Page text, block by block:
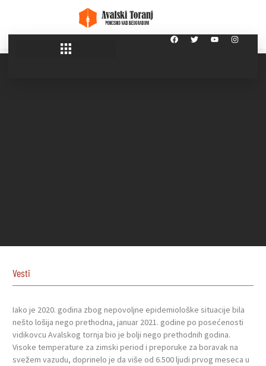
Vesti
Iako je 2020. godina zbog nepovoljne epidemiološke situacije bila
nešto lošija nego prethodna, januar 2021. godine po posećenosti
vidikovcu Avalskog tornja bio je bolji nego prethodnih godina.
Visoke temperature za zimski period i preporuke za boravak na
svežem vazudu, doprinelo je da više od 6.500 ljudi prvog meseca u